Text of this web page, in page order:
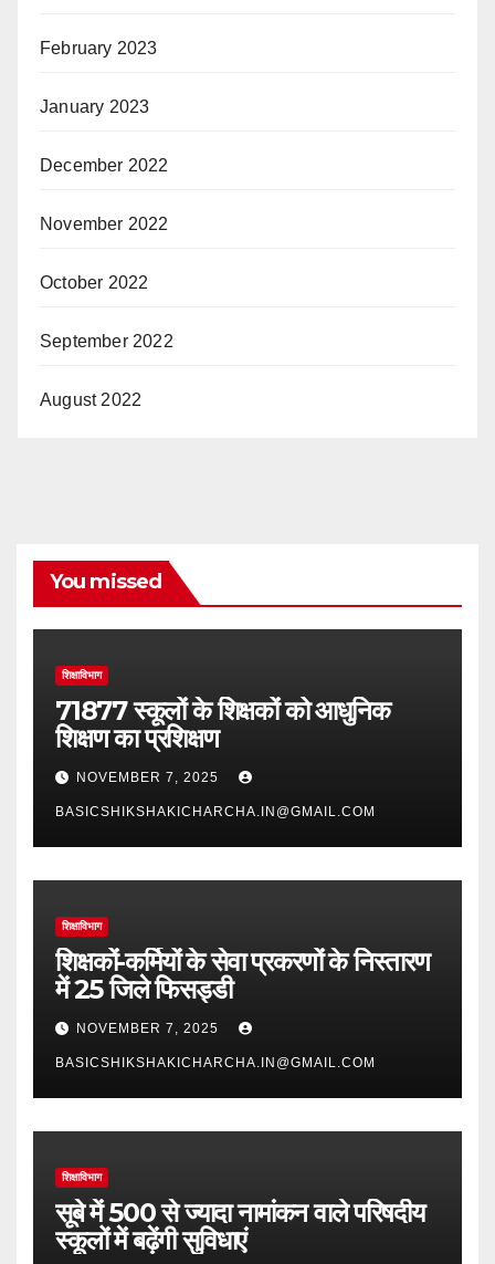
February 2023
January 2023
December 2022
November 2022
October 2022
September 2022
August 2022
You missed
शिक्षाविभाग
71877 स्कूलों के शिक्षकों को आधुनिक
शिक्षण का प्रशिक्षण
NOVEMBER 7, 2025
BASICSHIKSHAKICHARCHA.IN@GMAIL.COM
शिक्षाविभाग
शिक्षकों-कर्मियों के सेवा प्रकरणों के निस्तारण
में 25 जिले फिसड्डी
NOVEMBER 7, 2025
BASICSHIKSHAKICHARCHA.IN@GMAIL.COM
शिक्षाविभाग
सूबे में 500 से ज्यादा नामांकन वाले परिषदीय
स्कूलों में बढ़ेंगी सुविधाएं